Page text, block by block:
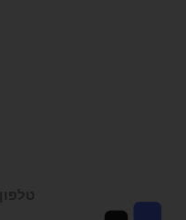
טלפון